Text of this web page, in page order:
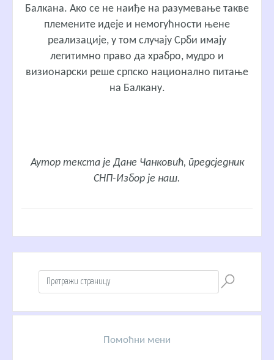
Балкана. Ако се не наиђе на разумевање такве
племените идеје и немогућности њене
реализације, у том случају Срби имају
легитимно право да храбро, мудро и
визионарски реше српско национално питање
на Балкану.
Аутор текста је Дане Чанковић, предсједник
СНП-Избор је наш.
Помоћни мени